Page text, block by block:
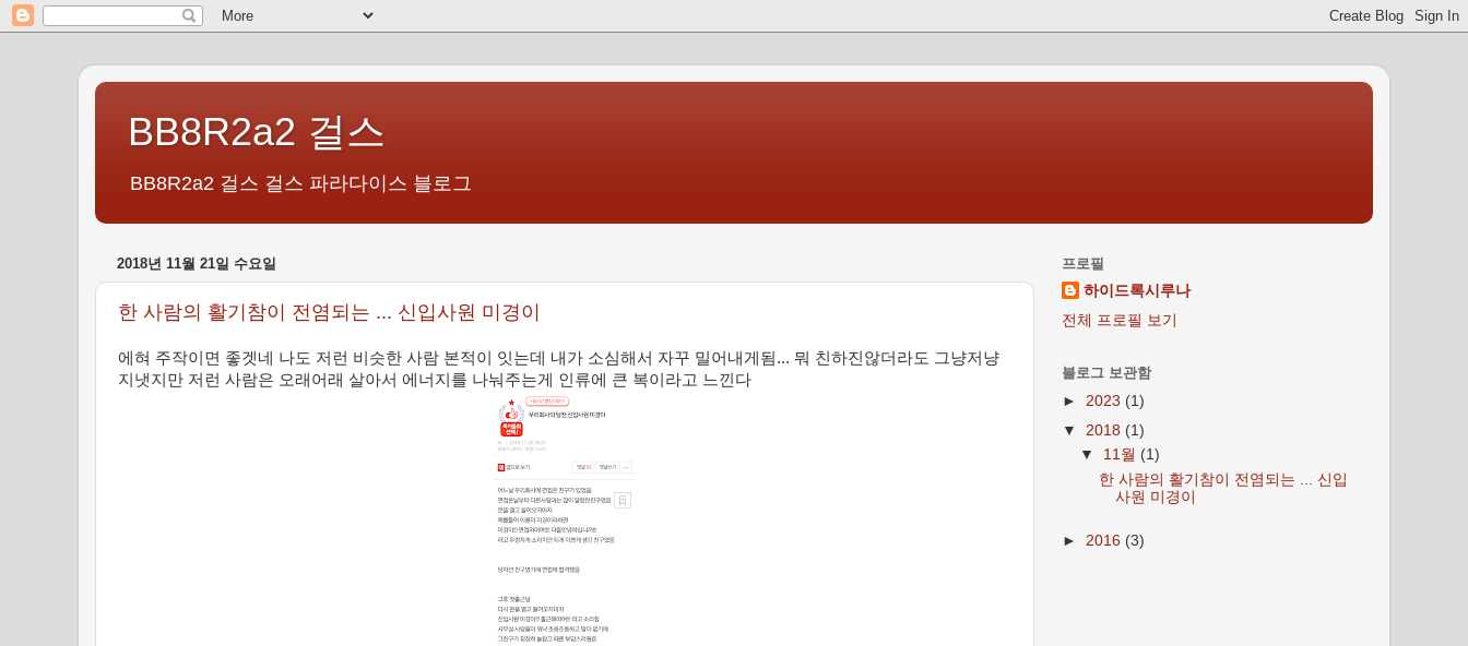
BB8R2a2 걸스
BB8R2a2 걸스 걸스 파라다이스 블로그
2018년 11월 21일 수요일
한 사람의 활기참이 전염되는 ... 신입사원 미경이
에혀 주작이면 좋겟네 나도 저런 비슷한 사람 본적이 잇는데 내가 소심해서 자꾸 밀어내게됨... 뭐 친하진않더라도 그냥저냥
지냇지만 저런 사람은 오래어래 살아서 에너지를 나눠주는게 인류에 큰 복이라고 느낀다
프로필
하이드록시루나
전체 프로필 보기
블로그 보관함
► 2023 (1)
▼ 2018 (1)
▼ 11월 (1)
한 사람의 활기참이 전염되는 ... 신입
사원 미경이
► 2016 (3)